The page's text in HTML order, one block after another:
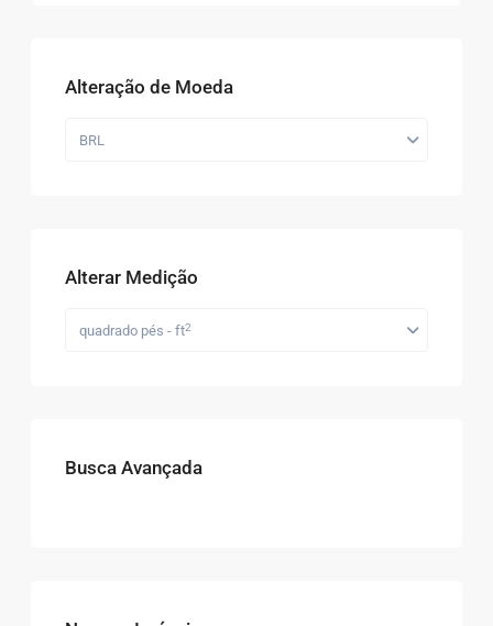
Alteração de Moeda
BRL
Alterar Medição
quadrado pés - ft2
Busca Avançada